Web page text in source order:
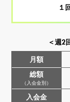
１
＜週2
月額
総額
（入会金別）
入会金